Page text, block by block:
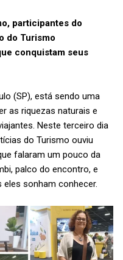
participantes do
do Turismo
conquistam seus
(SP), está sendo uma
as riquezas naturais e
Neste terceiro dia
do Turismo ouviu
falaram um pouco da
palco do encontro, e
sonham conhecer.